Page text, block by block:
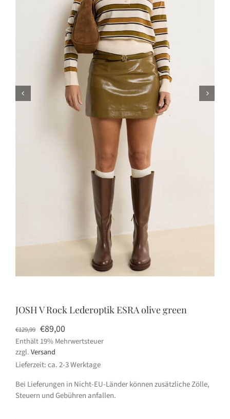
JOSH V Rock Lederoptik ESRA olive green
€129,99 Ursprünglicher
Preis
war:
€129,99
€89,00Aktueller
Preis
€89,00.
Enthält 19% Mehrwertsteuer
zzgl.Versand
Lieferzeit: ca. 2-3 Werktage
Bei Lieferungen in Nicht-EU-Länder können zusätzliche Zölle,
Steuern und Gebühren anfallen.